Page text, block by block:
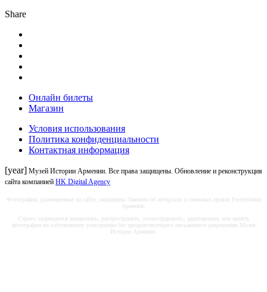
Share
Онлайн билеты
Магазин
Условия использования
Политика конфиденциальности
Контактная информация
[year] Музей Истории Армении. Все права защищены. Обновление и реконструкция
сайта компанией HK Digital Agency
Фотографии, размещенные на сайте, защищены Законом об авторских и смежных правах Республики
Армения.
Строго запрещается копировать, распространять, иллюстрировать, адаптировать или менять
фотографии по собственному усмотрению без предшествующего письменного разрешения Музея
Истории Армении.